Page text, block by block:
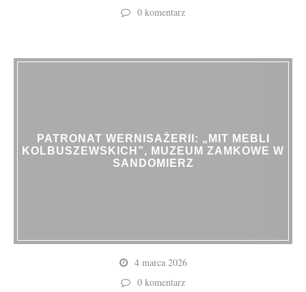
0 komentarz
PATRONAT WERNISAŻERII: „MIT MEBLI
KOLBUSZEWSKICH”, MUZEUM ZAMKOWE W
SANDOMIERZ
4 marca 2026
0 komentarz